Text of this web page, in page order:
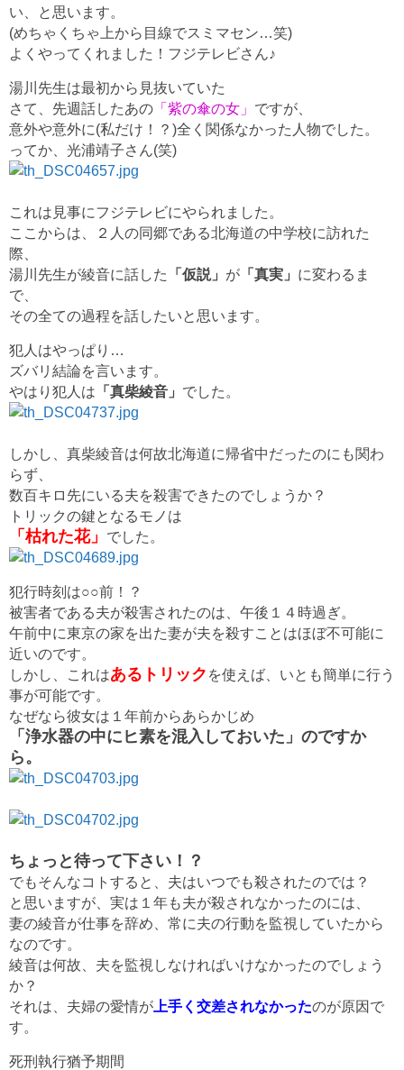
い、と思います。
(めちゃくちゃ上から目線でスミマセン…笑)
よくやってくれました！フジテレビさん♪
湯川先生は最初から見抜いていた
さて、先週話したあの 「紫の傘の女」 ですが、
意外や意外に(私だけ！？)全く関係なかった人物でした。
ってか、光浦靖子さん(笑)
これは見事にフジテレビにやられました。
ここからは、２人の同郷である北海道の中学校に訪れた
際、
湯川先生が綾音に話した
「仮説」 が 「真実」 に変わるま
で、
その全ての過程を話したいと思います。
犯人はやっぱり…
ズバリ結論を言います。
やはり犯人は 「真柴綾音」 でした。
しかし、真柴綾音は何故北海道に帰省中だったのにも関わ
らず、
数百キロ先にいる夫を殺害できたのでしょうか？
トリックの鍵となるモノは
「枯れた花」 でした。
犯行時刻は○○前！？
被害者である夫が殺害されたのは、午後１４時過ぎ。
午前中に東京の家を出た妻が夫を殺すことはほぼ不可能に
近いのです。
しかし、これはあるトリック を使えば、いとも簡単に行う
事が可能です。
なぜなら彼女は１年前からあらかじめ
「浄水器の中にヒ素を混入しておいた」のですか
ら。
ちょっと待って下さい！？
でもそんなコトすると、夫はいつでも殺されたのでは？
と思いますが、実は１年も夫が殺されなかったのには、
妻の綾音が仕事を辞め、常に夫の行動を監視していたから
なのです。
綾音は何故、夫を監視しなければいけなかったのでしょう
か？
それは、夫婦の愛情が 上手く交差されなかったのが原因で
す。
死刑執行猶予期間